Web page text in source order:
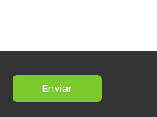
Enviar